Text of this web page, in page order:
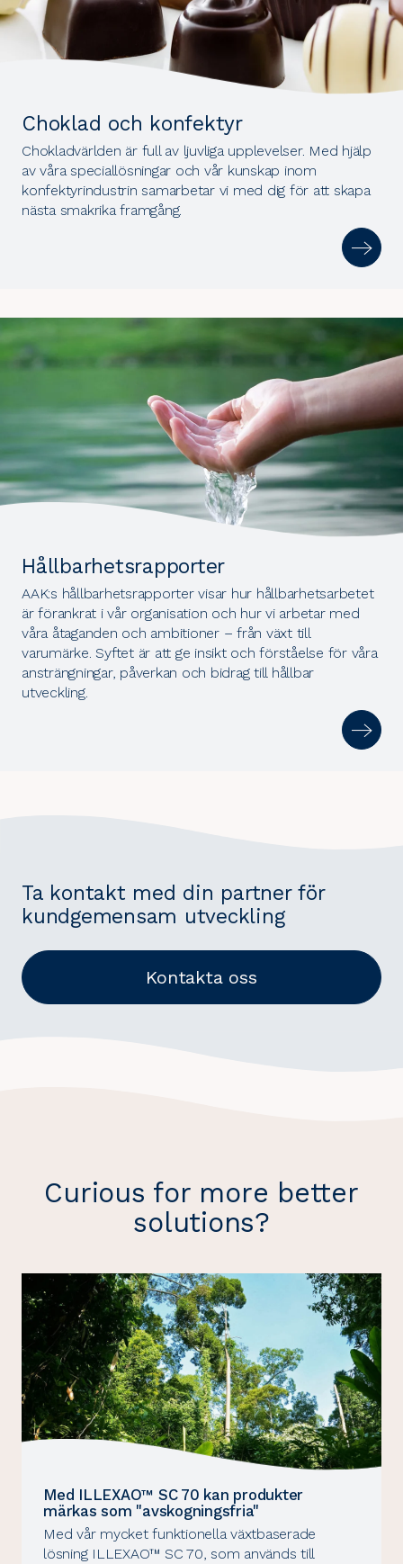
Choklad och konfektyr
Chokladvärlden är full av ljuvliga upplevelser. Med hjälp
av våra speciallösningar och vår kunskap inom
konfektyrindustrin samarbetar vi med dig för att skapa
nästa smakrika framgång.
Hållbarhetsrapporter
AAK:s hållbarhetsrapporter visar hur hållbarhetsarbetet
är förankrat i vår organisation och hur vi arbetar med
våra åtaganden och ambitioner – från växt till
varumärke. Syftet är att ge insikt och förståelse för våra
ansträngningar, påverkan och bidrag till hållbar
utveckling.
Ta kontakt med din partner för
kundgemensam utveckling
Kontakta oss
Curious for more better
solutions?
Med ILLEXAO™ SC 70 kan produkter
märkas som "avskogningsfria"
Med vår mycket funktionella växtbaserade
lösning ILLEXAO™ SC 70, som används till